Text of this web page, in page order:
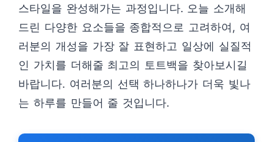
스타일을 완성해가는 과정입니다. 오늘 소개해
드린 다양한 요소들을 종합적으로 고려하여, 여
러분의 개성을 가장 잘 표현하고 일상에 실질적
인 가치를 더해줄 최고의 토트백을 찾아보시길
바랍니다. 여러분의 선택 하나하나가 더욱 빛나
는 하루를 만들어 줄 것입니다.